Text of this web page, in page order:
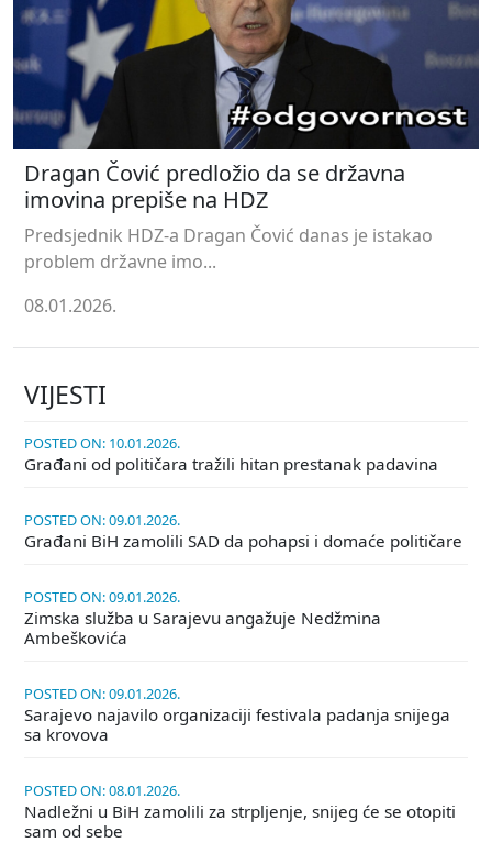
Dragan Čović predložio da se državna
imovina prepiše na HDZ
Predsjednik HDZ-a Dragan Čović danas je istakao
problem državne imo...
08.01.2026.
VIJESTI
POSTED ON: 10.01.2026.
Građani od političara tražili hitan prestanak padavina
POSTED ON: 09.01.2026.
Građani BiH zamolili SAD da pohapsi i domaće političare
POSTED ON: 09.01.2026.
Zimska služba u Sarajevu angažuje Nedžmina
Ambeškovića
POSTED ON: 09.01.2026.
Sarajevo najavilo organizaciji festivala padanja snijega
sa krovova
POSTED ON: 08.01.2026.
Nadležni u BiH zamolili za strpljenje, snijeg će se otopiti
sam od sebe